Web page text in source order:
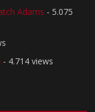
Adams - 5.075
- 4.714 views